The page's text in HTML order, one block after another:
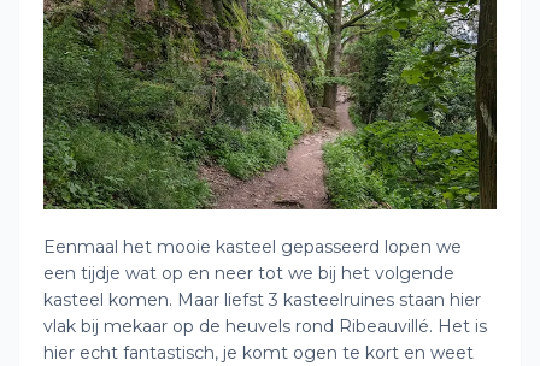
Eenmaal het mooie kasteel gepasseerd lopen we
een tijdje wat op en neer tot we bij het volgende
kasteel komen. Maar liefst 3 kasteelruines staan hier
vlak bij mekaar op de heuvels rond Ribeauvillé. Het is
hier echt fantastisch, je komt ogen te kort en weet